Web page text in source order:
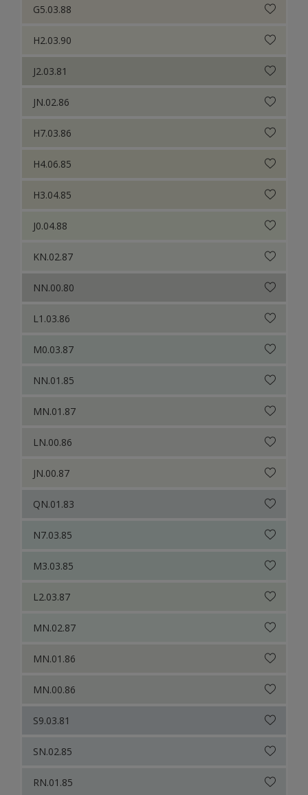
G5.03.88
H2.03.90
J2.03.81
JN.02.86
H7.03.86
H4.06.85
H3.04.85
J0.04.88
KN.02.87
NN.00.80
L1.03.86
M0.03.87
NN.01.85
MN.01.87
LN.00.86
JN.00.87
QN.01.83
N7.03.85
M3.03.85
L2.03.87
MN.02.87
MN.01.86
MN.00.86
S9.03.81
SN.02.85
RN.01.85